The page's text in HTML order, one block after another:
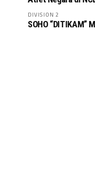
DIVISION 2
SOHO “DITIKAM”